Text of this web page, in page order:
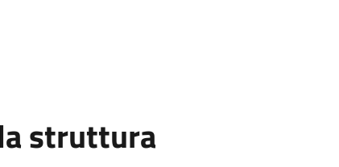
struttura